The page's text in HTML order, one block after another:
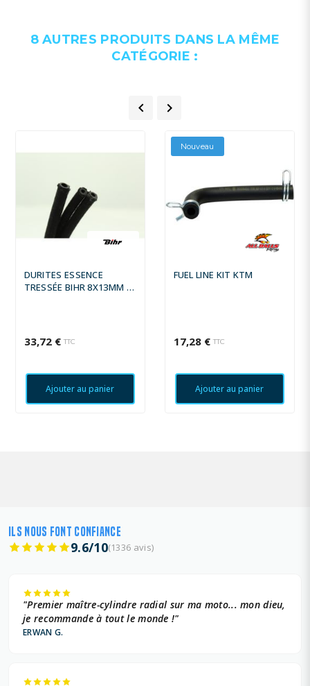
8 AUTRES PRODUITS DANS LA MÊME
CATÉGORIE :
 
DURITES ESSENCE
TRESSÉE BIHR 8X13MM 5
33,72 € TTC
Ajouter au panier
Nouveau
FUEL LINE KIT KTM
17,28 € TTC
Ajouter au panier
ILS NOUS FONT CONFIANCE
9.6/10(1336 avis)
"Premier maître-cylindre radial sur ma moto... mon dieu,
je recommande à tout le monde !"
ERWAN G.